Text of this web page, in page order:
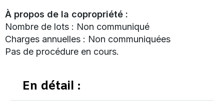
À propos de la copropriété :
Nombre de lots : Non communiqué
Charges annuelles : Non communiquées
Pas de procédure en cours.
En détail :